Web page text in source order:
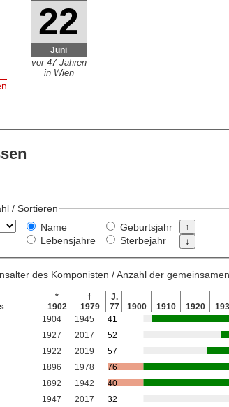
22
Juni
vor 47 Jahren
in Wien
/ Sortieren
Name
Lebensjahre
Geburtsjahr
Sterbejahr
des Komponisten / Anzahl der
*
1902
†
1979
J.
77
1900 1910 1920
1904 1945
41
1927 2017
52
1922 2019
57
1896 1978
76
1892 1942
40
1947 2017
32